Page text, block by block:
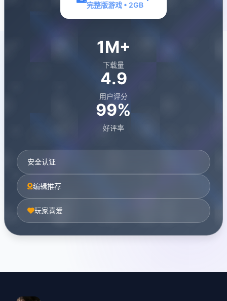
完整版游戏 • 2GB
1M+
下载量
4.9
用户评分
99%
好评率
安全认证
编辑推荐
玩家喜爱